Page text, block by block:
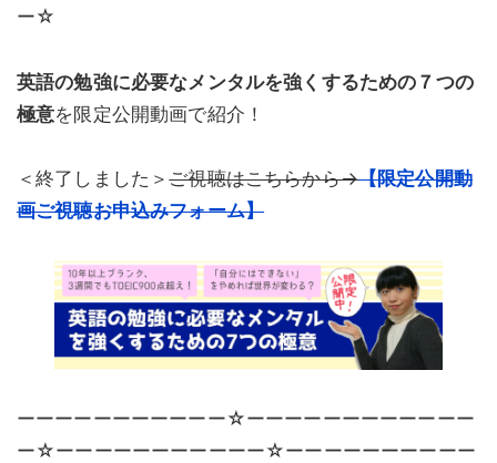
ー☆
英語の勉強に必要なメンタルを強くするための７つの
極意を限定公開動画で紹介！
＜終了しました＞ご視聴はこちらから→【限定公開動
画ご視聴お申込みフォーム】
ーーーーーーーーーーー☆ーーーーーーーーーーーー
ー☆ーーーーーーーーーーー☆ーーーーーーーーーー